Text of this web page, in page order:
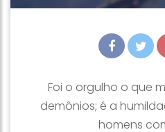
Foi o orgulho o que
demônios; é a
homens